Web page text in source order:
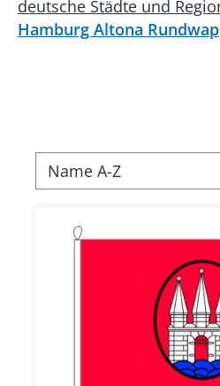
deutsche Städte und
Hamburg Altona